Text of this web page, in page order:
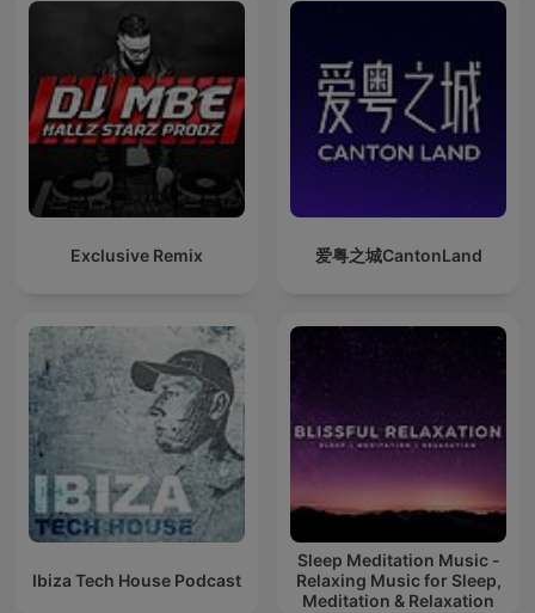
Exclusive Remix 爱粤之城CantonLand
Ibiza Tech House Podcast
Sleep Meditation Music -
Relaxing Music for Sleep,
Meditation & Relaxation